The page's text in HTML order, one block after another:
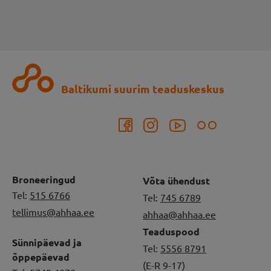
Baltikumi suurim teaduskeskus
Broneeringud
Tel: 515 6766
tellimus@ahhaa.ee
Sünnipäevad ja
õppepäevad
Võta ühendust
Tel: 745 6789
ahhaa@ahhaa.ee
Teaduspood
Tel: 5556 8791
(E-R 9-17)